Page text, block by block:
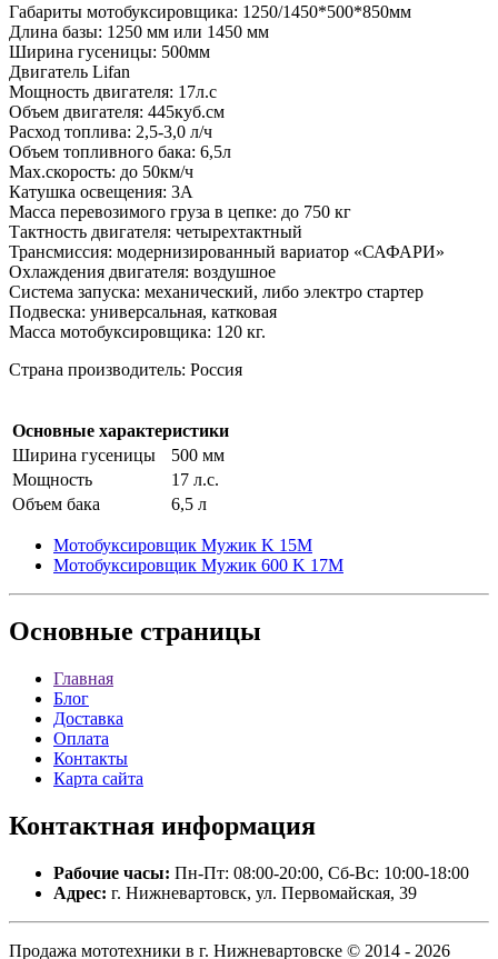
Габариты мотобуксировщика: 1250/1450*500*850мм
Длина базы: 1250 мм или 1450 мм
Ширина гусеницы: 500мм
Двигатель Lifan
Мощность двигателя: 17л.с
Объем двигателя: 445куб.см
Расход топлива: 2,5-3,0 л/ч
Объем топливного бака: 6,5л
Мах.скорость: до 50км/ч
Катушка освещения: 3А
Масса перевозимого груза в цепке: до 750 кг
Тактность двигателя: четырехтактный
Трансмиссия: модернизированный вариатор «САФАРИ»
Охлаждения двигателя: воздушное
Система запуска: механический, либо электро стартер
Подвеска: универсальная, катковая
Масса мотобуксировщика: 120 кг.
Страна производитель: Россия
Основные характеристики
Ширина гусеницы
500 мм
Мощность
17 л.с.
Объем бака
6,5 л
Мотобуксировщик Мужик K 15М
Мотобуксировщик Мужик 600 K 17М
Основные страницы
Главная
Блог
Доставка
Оплата
Контакты
Карта сайта
Контактная информация
Рабочие часы: Пн-Пт: 08:00-20:00, Сб-Вс: 10:00-18:00
Адрес: г. Нижневартовск, ул. Первомайская, 39
Продажа мототехники в г. Нижневартовске © 2014 - 2026